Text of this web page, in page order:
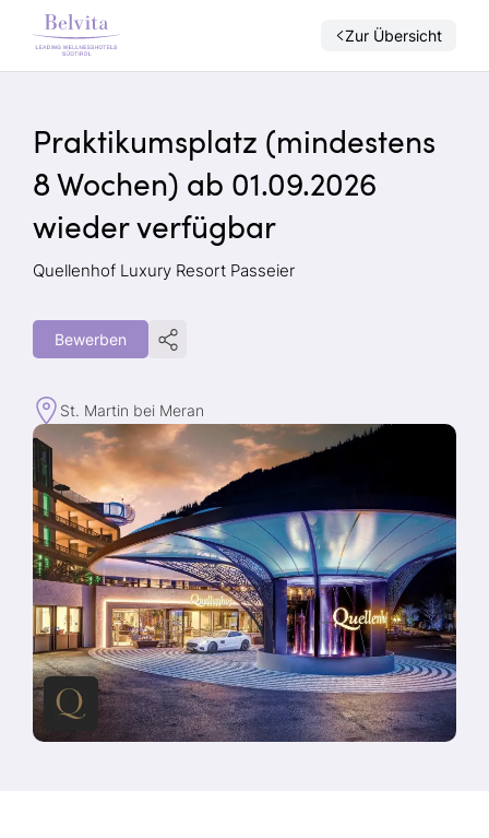
Zur Übersicht
Praktikumsplatz (mindestens
8 Wochen) ab 01.09.2026
wieder verfügbar
Quellenhof Luxury Resort Passeier
Bewerben
St. Martin bei Meran